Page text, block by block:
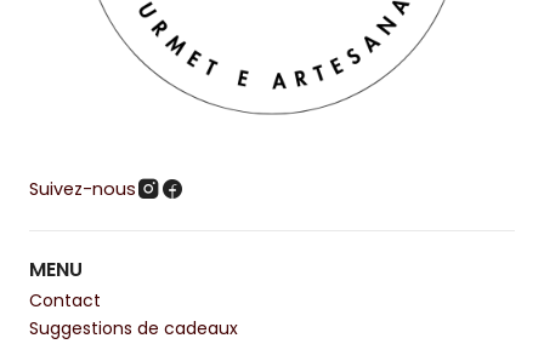
Suivez-nous
MENU
Contact
Suggestions de cadeaux